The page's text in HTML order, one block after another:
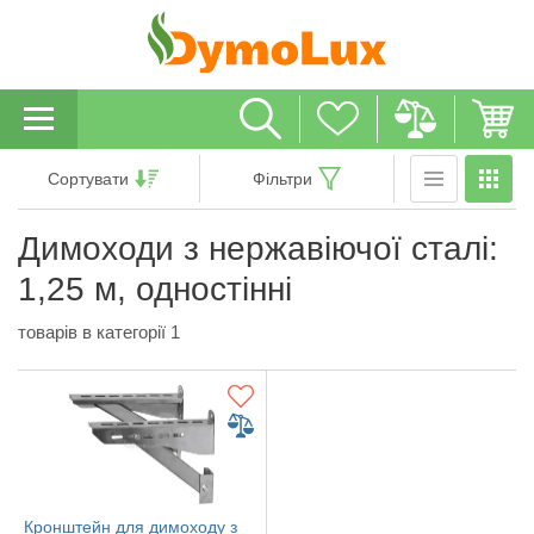
Димоходи з нержавіючої сталі:
1,25 м, одностінні
товарів в категорії 1
Сортувати Фільтри
Кронштейн для димоходу з